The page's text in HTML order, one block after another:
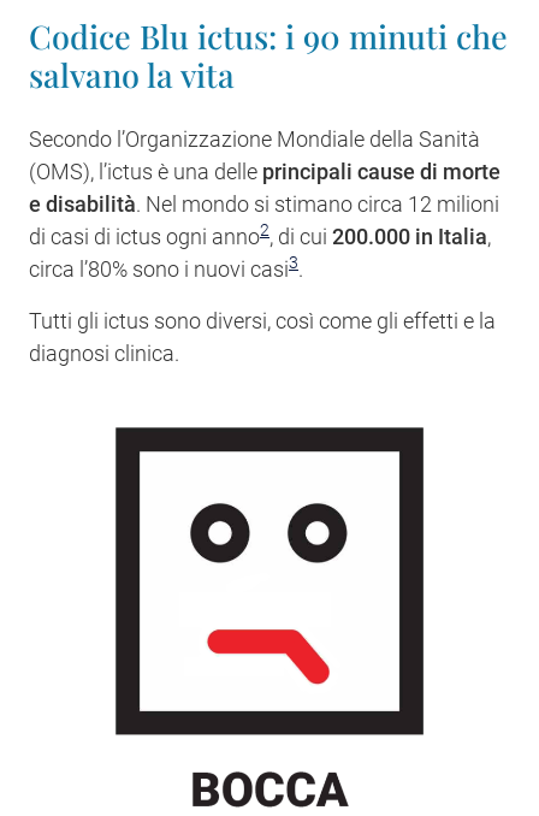
Codice Blu ictus: i 90 minuti che
salvano la vita
Secondo l’Organizzazione Mondiale della Sanità
(OMS), l’ictus è una delle principali cause di morte
e disabilità. Nel mondo si stimano circa 12 milioni
di casi di ictus ogni anno2, di cui 200.000 in Italia,
circa l’80% sono i nuovi casi3.
Tutti gli ictus sono diversi, così come gli effetti e la
diagnosi clinica.